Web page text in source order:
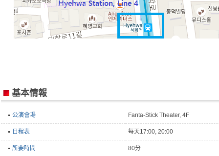
基本情報
公演會場 Fanta-Stick Theater, 4F
日程表 每天17:00, 20:00
所要時間 80分